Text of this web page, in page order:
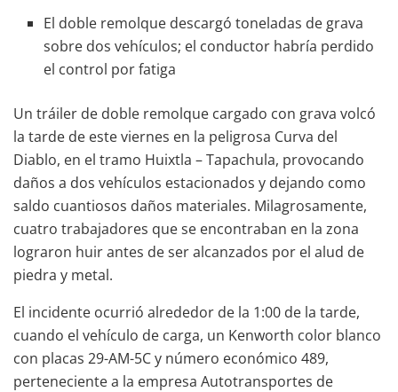
El doble remolque descargó toneladas de grava
sobre dos vehículos; el conductor habría perdido
el control por fatiga
Un tráiler de doble remolque cargado con grava volcó
la tarde de este viernes en la peligrosa Curva del
Diablo, en el tramo Huixtla – Tapachula, provocando
daños a dos vehículos estacionados y dejando como
saldo cuantiosos daños materiales. Milagrosamente,
cuatro trabajadores que se encontraban en la zona
lograron huir antes de ser alcanzados por el alud de
piedra y metal.
El incidente ocurrió alrededor de la 1:00 de la tarde,
cuando el vehículo de carga, un Kenworth color blanco
con placas 29-AM-5C y número económico 489,
perteneciente a la empresa Autotransportes de